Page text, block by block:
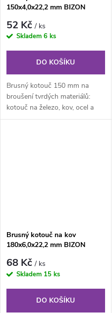
150x4,0x22,2 mm BIZON
52 Kč/ ks
Skladem 6 ks
DO KOŠÍKU
Brusný kotouč 150 mm na
broušení tvrdých materiálů:
kotouč na železo, kov, ocel a
nerez.
Brusný kotouč na kov
180x6,0x22,2 mm BIZON
68 Kč/ ks
Skladem 15 ks
DO KOŠÍKU